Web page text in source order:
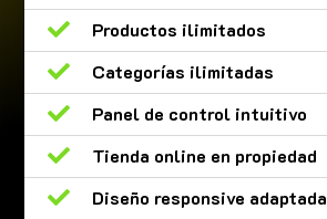

Productos ilimitados

Categorías ilimitadas

Panel de control intuitivo

Tienda online en propiedad

Diseño responsive